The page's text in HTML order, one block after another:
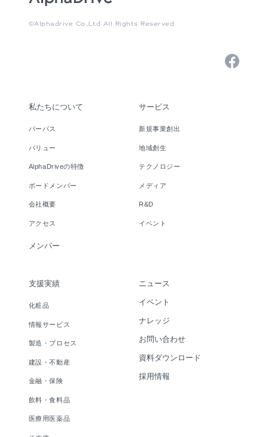
©Alphadrive Co.,Ltd All Rights Reserved.
私たちについて
パーパス
バリュー
AlphaDriveの特徴
ボードメンバー
会社概要
アクセス
メンバー
サービス
新規事業創出
地域創生
テクノロジー
メディア
R&D
イベント
支援実績
化粧品
情報サービス
製造・プロセス
建設・不動産
金融・保険
飲料・食料品
医療用医薬品
ニュース
イベント
ナレッジ
お問い合わせ
資料ダウンロード
採用情報